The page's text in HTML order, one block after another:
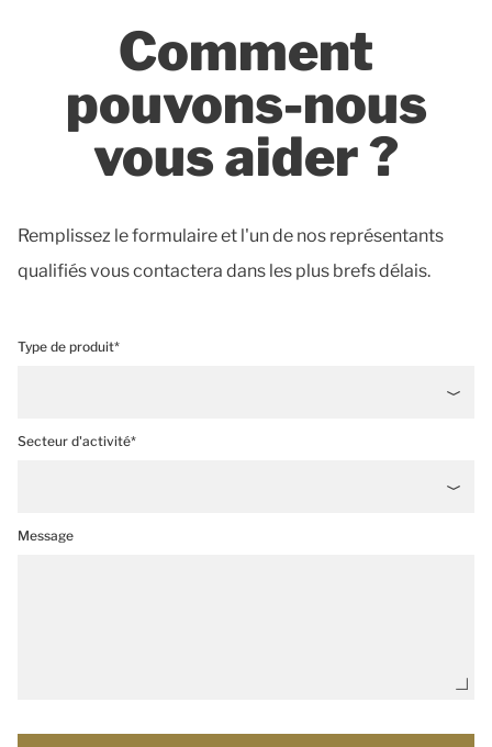
Comment
pouvons-nous
vous aider ?
Remplissez le formulaire et l'un de nos représentants
qualifiés vous contactera dans les plus brefs délais.
Type de produit*
Secteur d'activité*
Message